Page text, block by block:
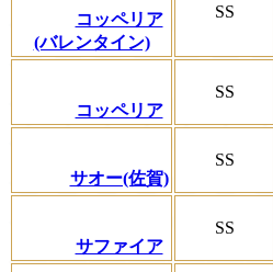
コッペリア
(バレンタイン)
SS
コッペリア
SS
サオー(佐賀)
SS
サファイア
SS